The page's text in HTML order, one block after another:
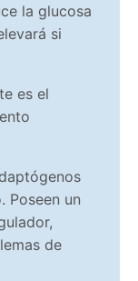
la glucosa
si
es el
Poseen un
de